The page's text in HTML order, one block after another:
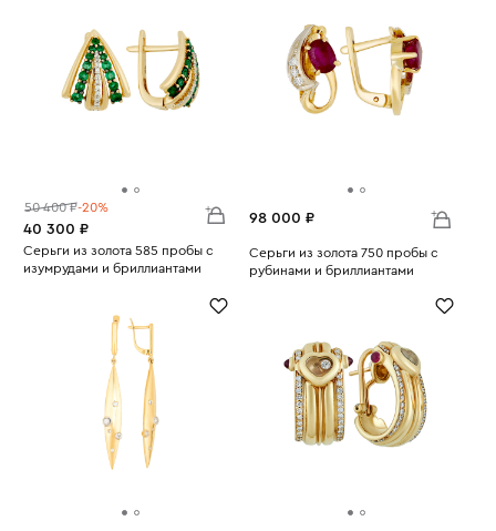
50 400 ₽-20%
40 300 ₽
Серьги из золота 585 пробы с
изумрудами и бриллиантами
98 000 ₽
Серьги из золота 750 пробы с
рубинами и бриллиантами